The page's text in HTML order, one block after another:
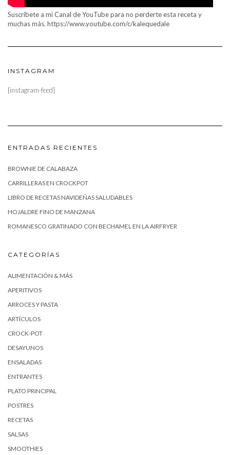
Suscríbete a mi Canal de YouTube para no perderte esta receta y
muchas más. https://www.youtube.com/c/kalequedale
INSTAGRAM
[instagram-feed]
ENTRADAS RECIENTES
BROWNIE DE CALABAZA
CARRILLERAS EN CROCKPOT
LIBRO DE RECETAS NAVIDEÑAS SALUDABLES
HOJALDRE FINO DE MANZANA
ROMANESCO GRATINADO CON BECHAMEL EN LA AIRFRYER
CATEGORÍAS
ALIMENTACIÓN & MÁS
APERITIVOS
ARROCES Y PASTA
ARTÍCULOS
CROCK-POT
DESAYUNOS
ENSALADAS
ENTRANTES
PLATO PRINCIPAL
POSTRES
RECETAS
SALSAS
SMOOTHIES